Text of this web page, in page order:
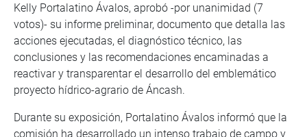
Kelly Portalatino Ávalos, aprobó -por unanimidad (7
votos)- su informe preliminar, documento que detalla las
acciones ejecutadas, el diagnóstico técnico, las
conclusiones y las recomendaciones encaminadas a
reactivar y transparentar el desarrollo del emblemático
proyecto hídrico-agrario de Áncash.
Durante su exposición, Portalatino Ávalos informó que la
comisión ha desarrollado un intenso trabajo de campo y